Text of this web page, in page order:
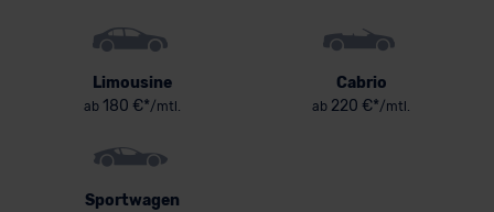
Limousine
ab 180 €*/mtl.
Cabrio
ab 220 €*/mtl.
Sportwagen